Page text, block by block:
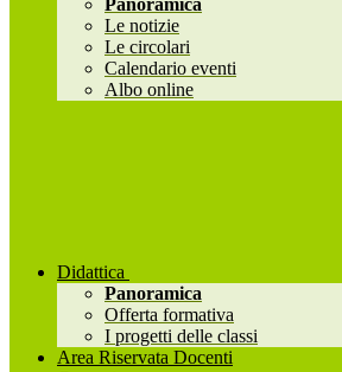
Panoramica
Le notizie
Le circolari
Calendario eventi
Albo online
Didattica
Panoramica
Offerta formativa
I progetti delle classi
Area Riservata Docenti